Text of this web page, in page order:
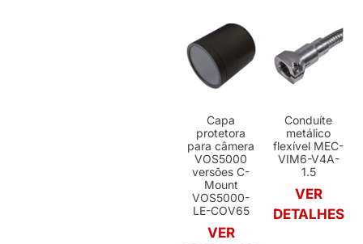
Capa
protetora
para câmera
VOS5000
versões C-
Mount
VOS5000-
LE-COV65
VER
Conduíte
metálico
flexível MEC-
VIM6-V4A-
1.5
VER
DETALHES